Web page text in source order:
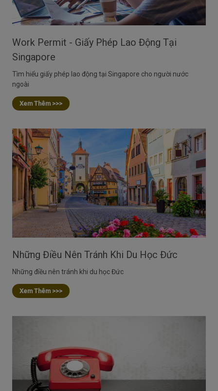
Work Permit - Giấy Phép Lao Động Tại
Singapore
Tìm hiểu giấy phép lao động tại Singapore cho người nước
ngoài
Xem Thêm >>>
Những Điều Nên Tránh Khi Du Học Đức
Những điều nên tránh khi du học Đức
Xem Thêm >>>